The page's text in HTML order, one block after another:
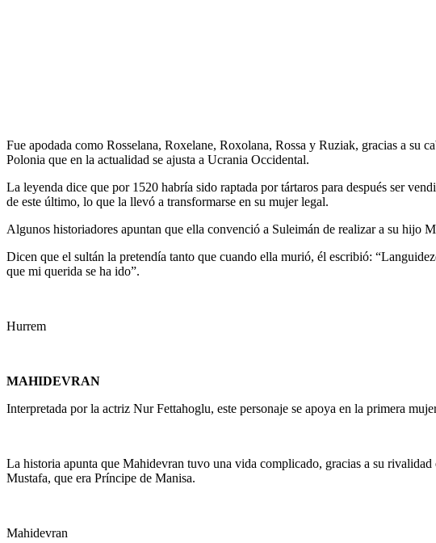
Fue apodada como Rosselana, Roxelane, Roxolana, Rossa y Ruziak, gracias a su
Polonia que en la actualidad se ajusta a Ucrania Occidental.
La leyenda dice que por 1520 habría sido raptada por tártaros para después ser
de este último, lo que la llevó a transformarse en su mujer legal.
Algunos historiadores apuntan que ella convenció a Suleimán de realizar a su hijo
Dicen que el sultán la pretendía tanto que cuando ella murió, él escribió:
que mi querida se ha ido”.
Hurrem
MAHIDEVRAN
Interpretada por la actriz Nur Fettahoglu, este personaje se apoya en la primera
La historia apunta que Mahidevran tuvo una vida complicado, gracias a su
Mustafa, que era Príncipe de Manisa.
Mahidevran